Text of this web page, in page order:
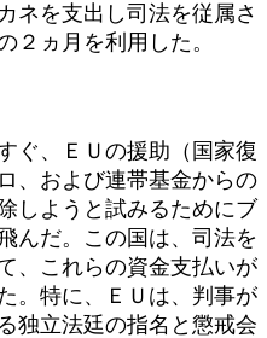
ネを支出し司法を従属さ
２ヵ月を利用した。
ぐ、ＥＵの援助（国家復
、および連帯基金からの
しようと試みるためにブ
んだ。この国は、司法を
、これらの資金支払いが
。特に、ＥＵは、判事が
独立法廷の指名と懲戒会